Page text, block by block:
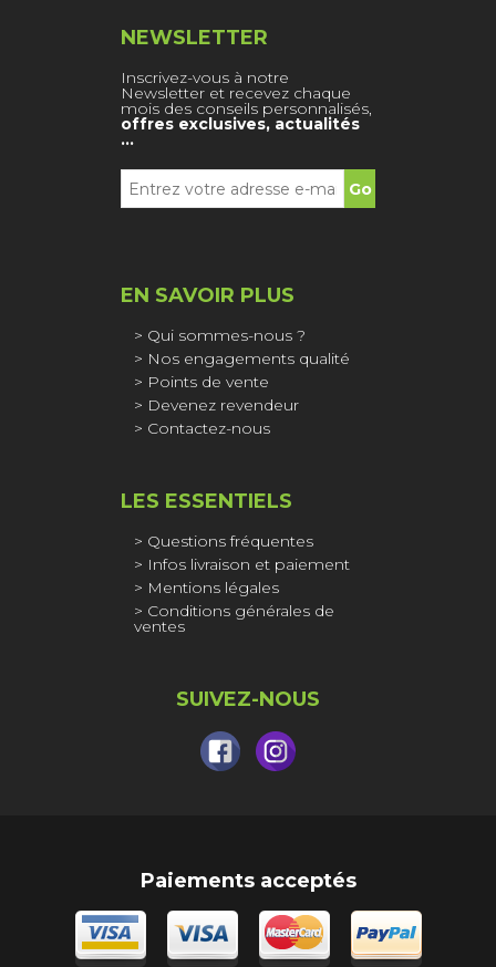
NEWSLETTER
Inscrivez-vous à notre
Newsletter et recevez chaque
mois des conseils personnalisés,
offres exclusives, actualités
…
SUIVEZ-NOUS
EN SAVOIR PLUS
Qui sommes-nous ?
Nos engagements qualité
Points de vente
Devenez revendeur
Contactez-nous
LES ESSENTIELS
Questions fréquentes
Infos livraison et paiement
Mentions légales
Conditions générales de
ventes
Paiements acceptés